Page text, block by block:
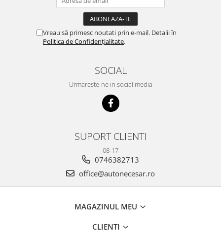
Vreau să primesc noutati prin e-mail. Detalii în
Politica de Confidențialitate.
SOCIAL
Urmareste-ne in social media
SUPORT CLIENTI
08-17
0746382713
office@autonecesar.ro
MAGAZINUL MEU
CLIENTI